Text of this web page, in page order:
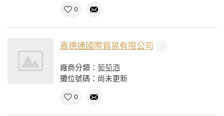
0
嘉德通國際貿易有限公司
廠商分類： 葡萄酒
攤位號碼：尚未更新
0